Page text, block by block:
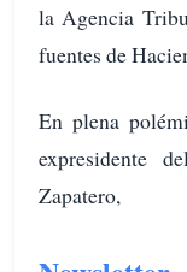
la Agencia
fuentes de
En plena
expresidente
Zapatero,